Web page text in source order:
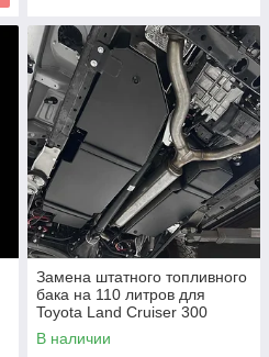
Замена штатного топливного
бака на 110 литров для
Toyota Land Cruiser 300
3.3TT дизель LC300 Тойота
Крузер Крузак
В наличии